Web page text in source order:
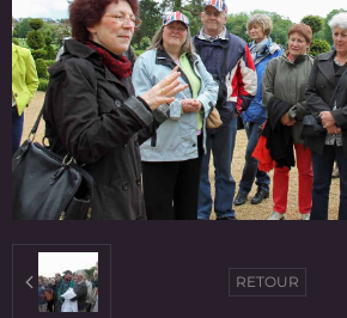
RETOUR